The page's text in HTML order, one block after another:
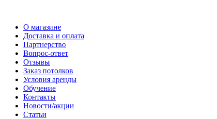
О магазине
Доставка и оплата
Партнерство
Вопрос-ответ
Отзывы
Заказ потолков
Условия аренды
Обучение
Контакты
Новости/акции
Статьи